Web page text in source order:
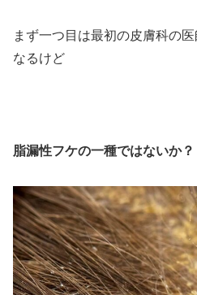
まず一つ目は最初の皮膚科の
なるけど
脂漏性フケの一種ではないか？